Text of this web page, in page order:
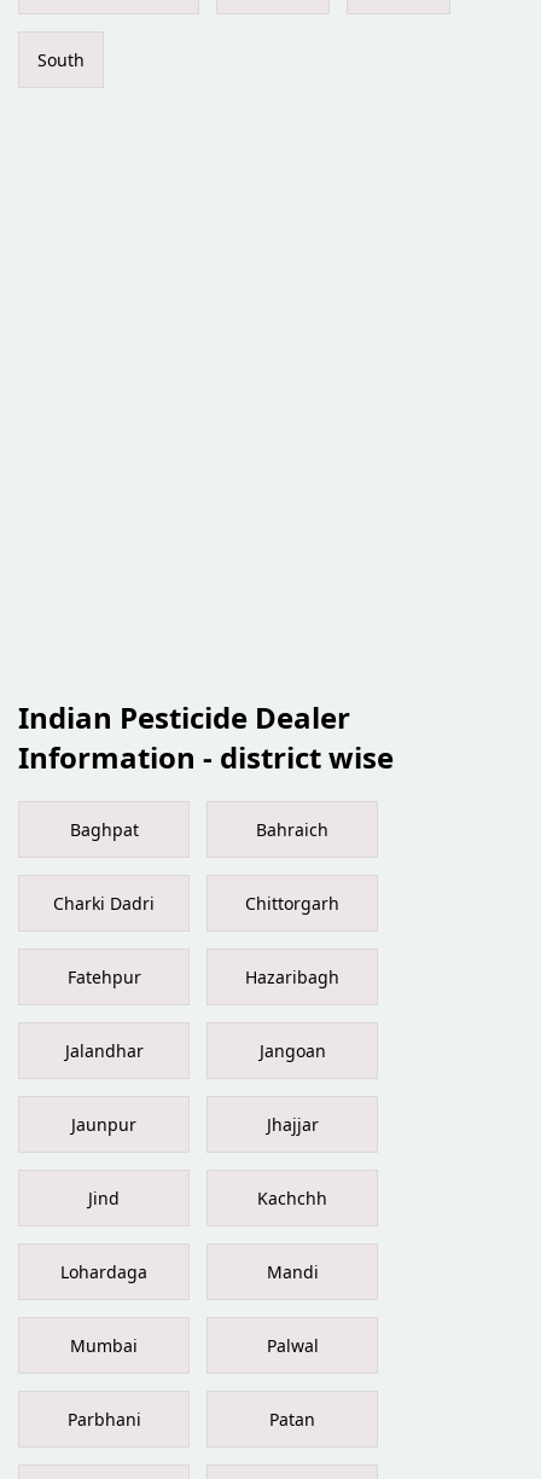
South
Indian Pesticide Dealer
Information - district wise
Baghpat Bahraich
Charki Dadri Chittorgarh
Fatehpur Hazaribagh
Jalandhar Jangoan
Jaunpur Jhajjar
Jind Kachchh
Lohardaga Mandi
Mumbai Palwal
Parbhani Patan